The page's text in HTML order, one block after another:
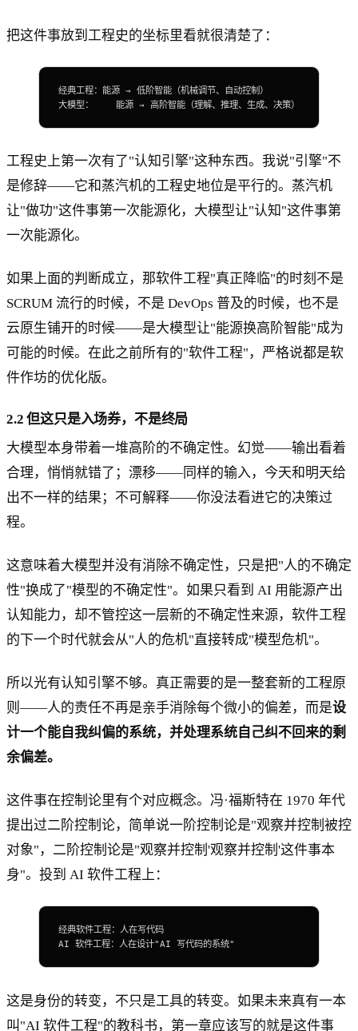
把这件事放到工程史的坐标里看就很清楚了：
经典工程：能源 → 低阶智能（机械调节、自动控制）
大模型：    能源 → 高阶智能（理解、推理、生成、决策）
工程史上第一次有了"认知引擎"这种东西。我说"引擎"不
是修辞——它和蒸汽机的工程史地位是平行的。蒸汽机
让"做功"这件事第一次能源化，大模型让"认知"这件事第
一次能源化。
如果上面的判断成立，那软件工程"真正降临"的时刻不是
SCRUM 流行的时候，不是 DevOps 普及的时候，也不是
云原生铺开的时候——是大模型让"能源换高阶智能"成为
可能的时候。在此之前所有的"软件工程"，严格说都是软
件作坊的优化版。
2.2 但这只是入场券，不是终局
大模型本身带着一堆高阶的不确定性。幻觉——输出看着
合理，悄悄就错了；漂移——同样的输入，今天和明天给
出不一样的结果；不可解释——你没法看进它的决策过
程。
这意味着大模型并没有消除不确定性，只是把"人的不确定
性"换成了"模型的不确定性"。如果只看到 AI 用能源产出
认知能力，却不管控这一层新的不确定性来源，软件工程
的下一个时代就会从"人的危机"直接转成"模型危机"。
所以光有认知引擎不够。真正需要的是一整套新的工程原
则——人的责任不再是亲手消除每个微小的偏差，而是设
计一个能自我纠偏的系统，并处理系统自己纠不回来的剩
余偏差。
这件事在控制论里有个对应概念。冯·福斯特在 1970 年代
提出过二阶控制论，简单说一阶控制论是"观察并控制被控
对象"，二阶控制论是"观察并控制'观察并控制'这件事本
身"。投到 AI 软件工程上：
经典软件工程：人在写代码
AI 软件工程：人在设计"AI 写代码的系统"
这是身份的转变，不只是工具的转变。如果未来真有一本
叫"AI 软件工程"的教科书，第一章应该写的就是这件事